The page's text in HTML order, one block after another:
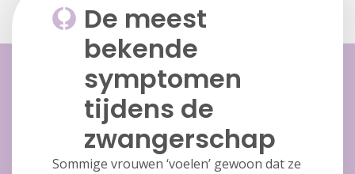
De meest
bekende
symptomen
tijdens de
zwangerschap
Sommige vrouwen ‘voelen’ gewoon dat ze